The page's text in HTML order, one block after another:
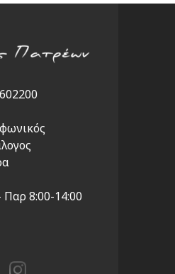
Παρ 8:00-14:00